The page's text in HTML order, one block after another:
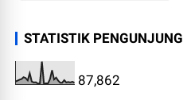
STATISTIK PENGUNJUNG
87,862